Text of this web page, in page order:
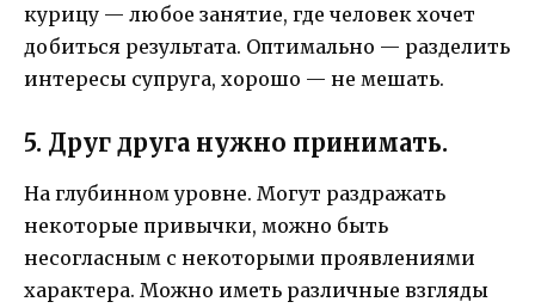
курицу — любое занятие, где человек хочет
добиться результата. Оптимально — разделить
интересы супруга, хорошо — не мешать.
5. Друг друга нужно принимать.
На глубинном уровне. Могут раздражать
некоторые привычки, можно быть
несогласным с некоторыми проявлениями
характера. Можно иметь различные взгляды